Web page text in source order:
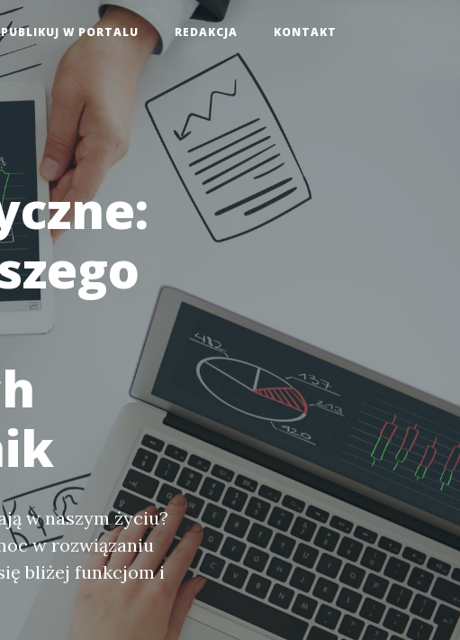
PUBLIKUJ W PORTALU REDAKCJA KONTAKT
w naszym życiu?
w rozwiązaniu
bliżej funkcjom i